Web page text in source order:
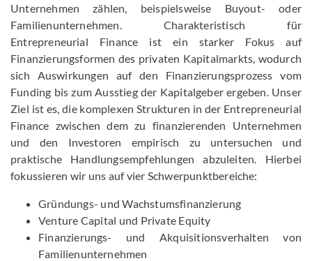
Unternehmen zählen, beispielsweise Buyout- oder
Familienunternehmen. Charakteristisch für
Entrepreneurial Finance ist ein starker Fokus auf
Finanzierungsformen des privaten Kapitalmarkts, wodurch
sich Auswirkungen auf den Finanzierungsprozess vom
Funding bis zum Ausstieg der Kapitalgeber ergeben. Unser
Ziel ist es, die komplexen Strukturen in der Entrepreneurial
Finance zwischen dem zu finanzierenden Unternehmen
und den Investoren empirisch zu untersuchen und
praktische Handlungsempfehlungen abzuleiten. Hierbei
fokussieren wir uns auf vier Schwerpunktbereiche:
Gründungs- und Wachstumsfinanzierung
Venture Capital und Private Equity
Finanzierungs- und Akquisitionsverhalten von
Familienunternehmen